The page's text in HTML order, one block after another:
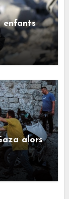
enfants
alors